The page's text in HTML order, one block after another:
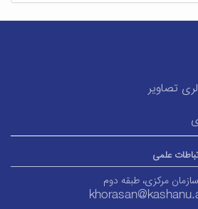
تصاویر
علمی
مرکزی، طبقه دوم